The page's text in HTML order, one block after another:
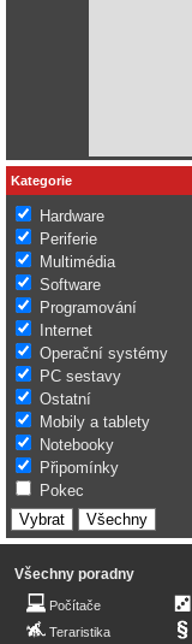
Kategorie
Hardware
Periferie
Multimédia
Software
Programování
Internet
Operační systémy
PC sestavy
Ostatní
Mobily a tablety
Notebooky
Připomínky
Pokec
Všechny poradny
Počítače
Teraristika